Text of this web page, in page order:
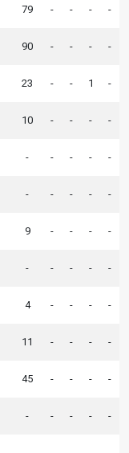
79 - - - -
90 - - - -
23 - - 1 -
10 - - - -
- - - - -
- - - - -
9 - - - -
- - - - -
4 - - - -
11 - - - -
45 - - - -
- - - - -